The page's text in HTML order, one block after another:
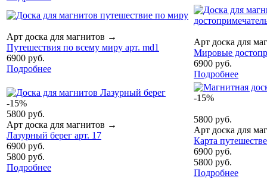
Арт доска для магнитов →
Путешествия по всему миру арт. md1
6900 руб.
Подробнее
Арт доска для
Мировые
6900 руб.
Подробнее
-15%
5800 руб.
Арт доска для магнитов →
Лазурный берег арт. 17
6900 руб.
5800 руб.
Подробнее
-15%
5800 руб.
Арт доска для
Карта
6900 руб.
5800 руб.
Подробнее